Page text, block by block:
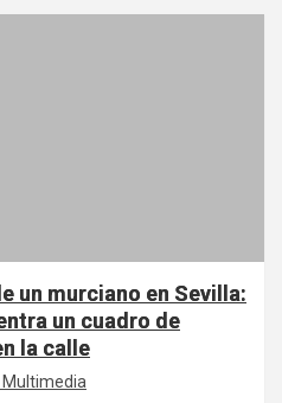
un murciano en Sevilla:
un cuadro de
la calle
Multimedia